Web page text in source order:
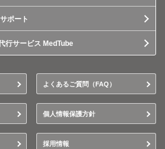
ポート
行サービス MedTube
よくあるご質問（FAQ）
個人情報保護方針
採用情報